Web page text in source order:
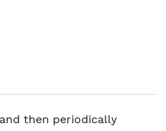
then periodically